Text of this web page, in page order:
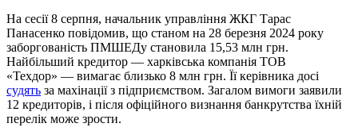
На сесії 8 серпня, начальник управління ЖКГ Тарас
Панасенко повідомив, що станом на 28 березня 2024 року
заборгованість ПМШЕДу становила 15,53 млн грн.
Найбільший кредитор — харківська компанія ТОВ
«Техдор» — вимагає близько 8 млн грн. Її керівника досі
судять за махінації з підприємством. Загалом вимоги заявили
12 кредиторів, і після офіційного визнання банкрутства їхній
перелік може зрости.